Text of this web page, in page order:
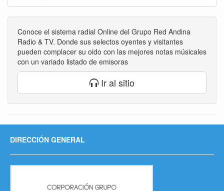
Conoce el sistema radial Online del Grupo Red Andina
Radio & TV. Donde sus selectos oyentes y visitantes
pueden complacer su oido con las mejores notas músicales
con un variado listado de emisoras
Ir al sitio
DIRECCIÓN GENERAL